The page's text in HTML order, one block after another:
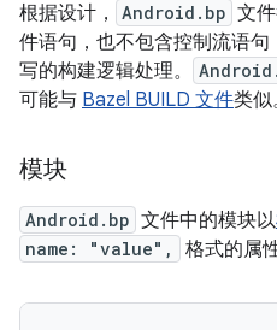
根据设计， Android.bp 文
件语句，也不包含控制流语
写的构建逻辑处理。
可能与 Bazel BUILD 文件类似
模块
Android.bp 文件中的模块以
name: "value", 格式的属